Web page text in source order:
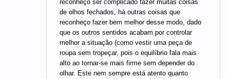
reconheço ser complicado fazer muitas coisas
de olhos fechados, há outras coisas que
reconheço fazer bem melhor desse modo, dado
que os outros sentidos acabam por controlar
melhor a situação (como vestir uma peça de
roupa sem tropeçar, pois o equilíbrio fala mais
alto ao tornar-se mais firme sem depender do
olhar. Este nem sempre está atento quanto